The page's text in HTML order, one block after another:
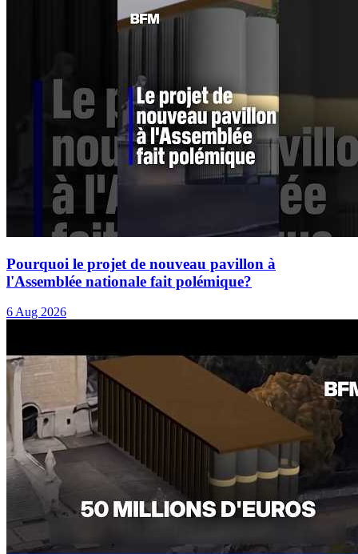
Pourquoi le projet de nouveau pavillon à
l'Assemblée nationale fait polémique?
6 Aug 2026